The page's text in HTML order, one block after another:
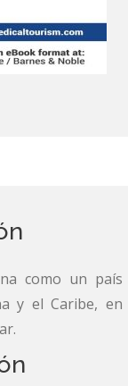
como un país
y el Caribe, en